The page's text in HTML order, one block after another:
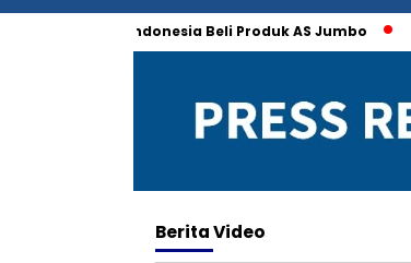
Klaim Indonesia Beli Produk AS Jumbo
BeritaVideo